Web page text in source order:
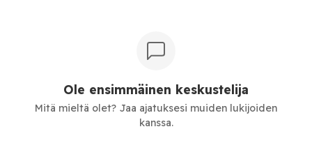
Ole ensimmäinen keskustelija
Mitä mieltä olet? Jaa ajatuksesi muiden lukijoiden
kanssa.